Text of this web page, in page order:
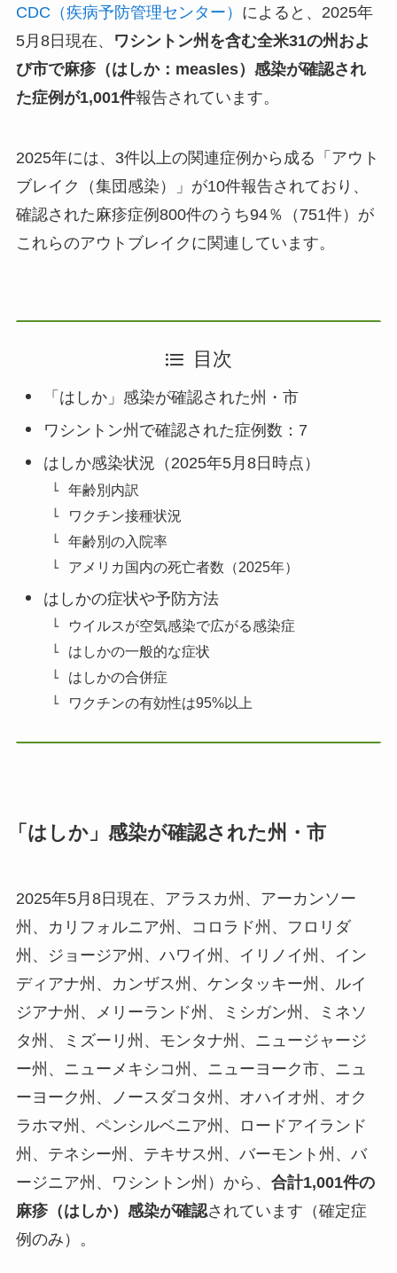
CDC（疾病予防管理センター） によると、2025年
5月8日現在、
ワシントン州を含む全米31の州およ
び市で麻疹（はしか：measles）感染が確認され
た症例が1,001件報告されています。
2025年には、3件以上の関連症例から成る「アウト
ブレイク（集団感染）」が10件報告されており、
確認された麻疹症例800件のうち94％（751件）が
これらのアウトブレイクに関連しています。
目次
「はしか」感染が確認された州・市
ワシントン州で確認された症例数：7
はしか感染状況（2025年5月8日時点）
年齢別内訳
ワクチン接種状況
年齢別の入院率
アメリカ国内の死亡者数（2025年）
はしかの症状や予防方法
ウイルスが空気感染で広がる感染症
はしかの一般的な症状
はしかの合併症
ワクチンの有効性は95%以上
「はしか」感染が確認された州・市
2025年5月8日現在、アラスカ州、アーカンソー
州、カリフォルニア州、コロラド州、フロリダ
州、ジョージア州、ハワイ州、イリノイ州、イン
ディアナ州、カンザス州、ケンタッキー州、ルイ
ジアナ州、メリーランド州、ミシガン州、ミネソ
タ州、ミズーリ州、モンタナ州、ニュージャージ
ー州、ニューメキシコ州、ニューヨーク市、ニュ
ーヨーク州、ノースダコタ州、オハイオ州、オク
ラホマ州、ペンシルベニア州、ロードアイランド
州、テネシー州、テキサス州、バーモント州、バ
ージニア州、ワシントン州）から、 合計1,001件の
麻疹（はしか）感染が確認されています（確定症
例のみ）。